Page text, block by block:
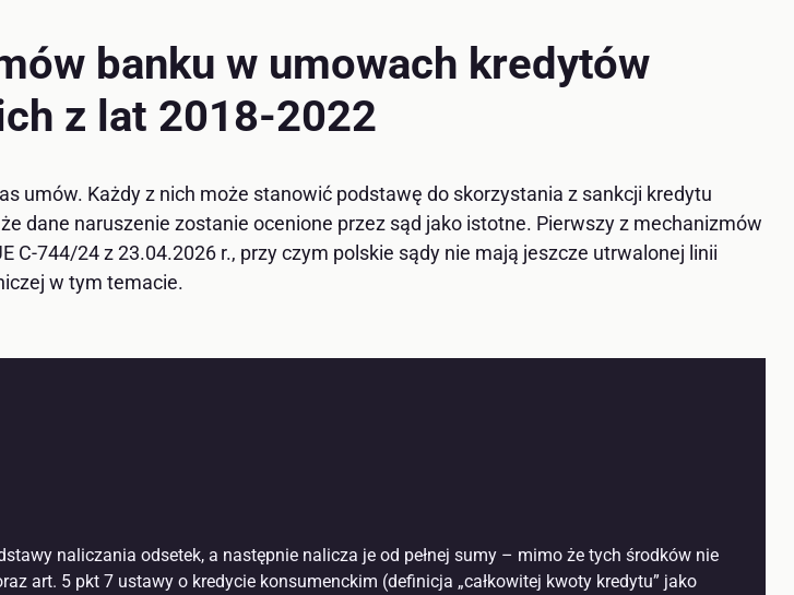
banku w umowach kredytów
z lat 2018-2022
umów. Każdy z nich może stanowić podstawę do skorzystania z sankcji kredytu
dane naruszenie zostanie ocenione przez sąd jako istotne. Pierwszy z mechanizmów
744/24 z 23.04.2026 r., przy czym polskie sądy nie mają jeszcze utrwalonej linii
w tym temacie.
naliczania odsetek, a następnie nalicza je od pełnej sumy – mimo że tych środków nie
art. 5 pkt 7 ustawy o kredycie konsumenckim (definicja „całkowitej kwoty kredytu” jako